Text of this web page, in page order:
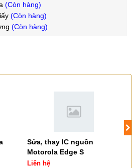
(Còn hàng)
(Còn hàng)
(Còn hàng)
Sửa, thay IC nguồn
Motorola Edge S
Liên hệ